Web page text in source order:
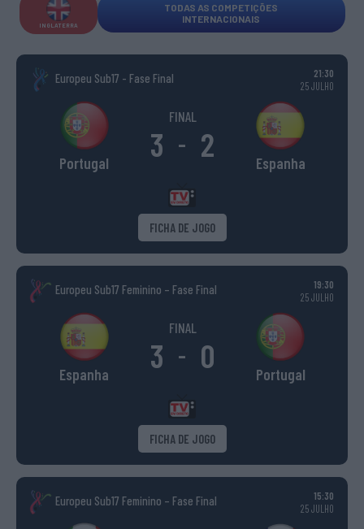
INGLATERRA
TODAS AS COMPETIÇÕES
INTERNACIONAIS
Europeu Sub17 - Fase Final
21:30
25 JULHO
Portugal
FINAL
3 - 2 Espanha
FICHA DE JOGO
Europeu Sub17 Feminino – Fase Final
19:30
25 JULHO
Espanha
FINAL
3 - 0 Portugal
FICHA DE JOGO
Europeu Sub17 Feminino – Fase Final
15:30
25 JULHO